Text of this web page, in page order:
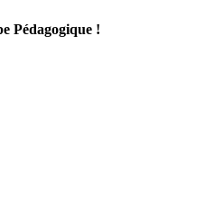
Pédagogique !